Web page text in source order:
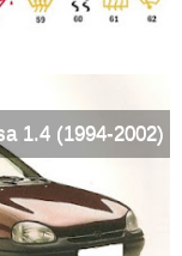
1.4 (1994-2002)